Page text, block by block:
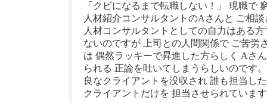
「クビになるまで転職しない！」 現職で
人材紹介コンサルタントのAさんと ご相
人材コンサルタントとしての自力はある
ないのですが 上司との人間関係で ご苦労
は 偶然ラッキーで昇進した方らしく Aさ
られる 正論を吐いてしまうらしいのです
良なクライアントを没収され 誰も担当し
クライアントだけを 担当させられていま